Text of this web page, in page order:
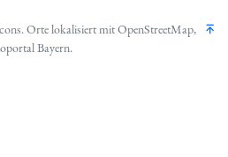
. Orte lokalisiert mitOpenStreetMap,
Bayern.